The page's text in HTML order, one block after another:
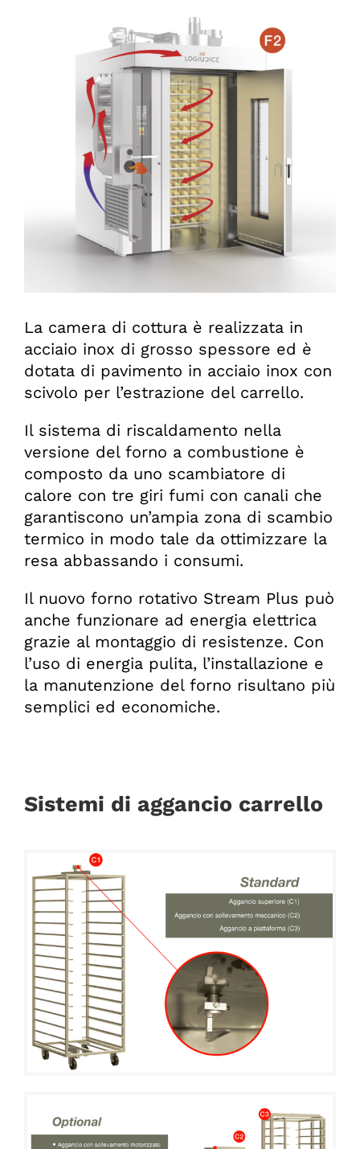
La camera di cottura è realizzata in
acciaio inox di grosso spessore ed è
dotata di pavimento in acciaio inox con
scivolo per l’estrazione del carrello.
Il sistema di riscaldamento nella
versione del forno a combustione è
composto da uno scambiatore di
calore con tre giri fumi con canali che
garantiscono un’ampia zona di scambio
termico in modo tale da ottimizzare la
resa abbassando i consumi.
Il nuovo forno rotativo Stream Plus può
anche funzionare ad energia elettrica
grazie al montaggio di resistenze. Con
l’uso di energia pulita, l’installazione e
la manutenzione del forno risultano più
semplici ed economiche.
Sistemi di aggancio carrello